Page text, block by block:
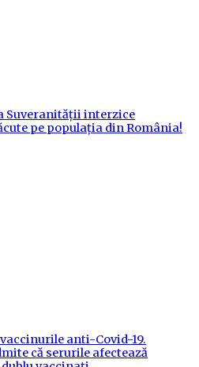
Suveranității interzice
pe populația din România!
anti-Covid-19.
că serurile afectează